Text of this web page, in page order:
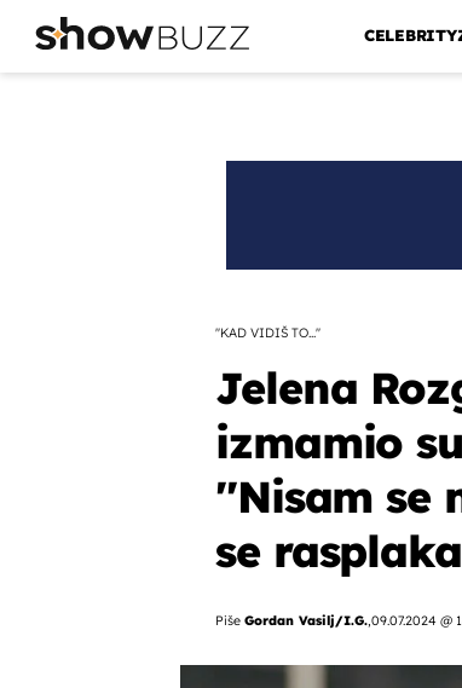
CELEBRITY
''KAD VIDIŠ TO...''
Jelena
izmamio
''Nisam se
se
Piše Gordan Vasilj/I.G.,09.07.2024 @